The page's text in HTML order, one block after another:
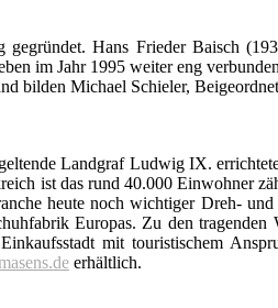
Hans Frieder Baisch
im Jahr 1995 weiter eng
bilden Michael Schieler,
Landgraf Ludwig IX.
ist das rund 40.000 Einwohner
heute noch wichtiger Dreh-
Europas. Zu den tragenden
mit touristischem
erhältlich.